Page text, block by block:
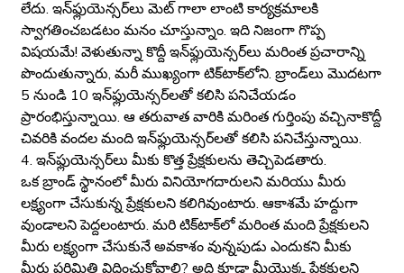
లేదు. ఇన్‌ఫ్లుయెన్సర్‌లు మెట్ గాలా లాంటి కార్యక్రమాలకి
స్వాగతించబడటం మనం చూస్తున్నాం. ఇది నిజంగా గొప్ప
విషయమే! వెళుతున్నా కొద్దీ ఇన్‌ఫ్లుయెన్సర్‌లు మరింత ప్రచారాన్ని
పొందుతున్నారు, మరీ ముఖ్యంగా టిక్‌టాక్‌లోని. బ్రాండ్‌లు మొదటగా
5 నుండి 10 ఇన్‌ఫ్లుయెన్సర్‌లతో కలిసి పనిచేయడం
ప్రారంభిస్తున్నాయి. ఆ తరువాత వారికి మరింత గుర్తింపు వచ్చినాకొద్దీ
చివరికి వందల మంది ఇన్‌ఫ్లుయెన్సర్‌లతో కలిసి పనిచేస్తున్నాయి.
4. ఇన్‌ఫ్లుయెన్సర్‌లు మీకు కొత్త ప్రేక్షకులను తెచ్చిపెడతారు.
ఒక బ్రాండ్ స్థానంలో మీరు వినియోగదారులని మరియు మీరు
లక్ష్యంగా చేసుకున్న ప్రేక్షకులని కలిగివుంటారు. ఆకాశమే హద్దుగా
వుండాలని పెద్దలంటారు. మరి టిక్‌టాక్‌లో మరింత మంది ప్రేక్షకులని
మీరు లక్ష్యంగా చేసుకునే అవకాశం వున్నపుడు ఎందుకని మీకు
మీరు పరిమితి విధించుకోవాలి? అది కూడా మీయొక్క ప్రేక్షకులని